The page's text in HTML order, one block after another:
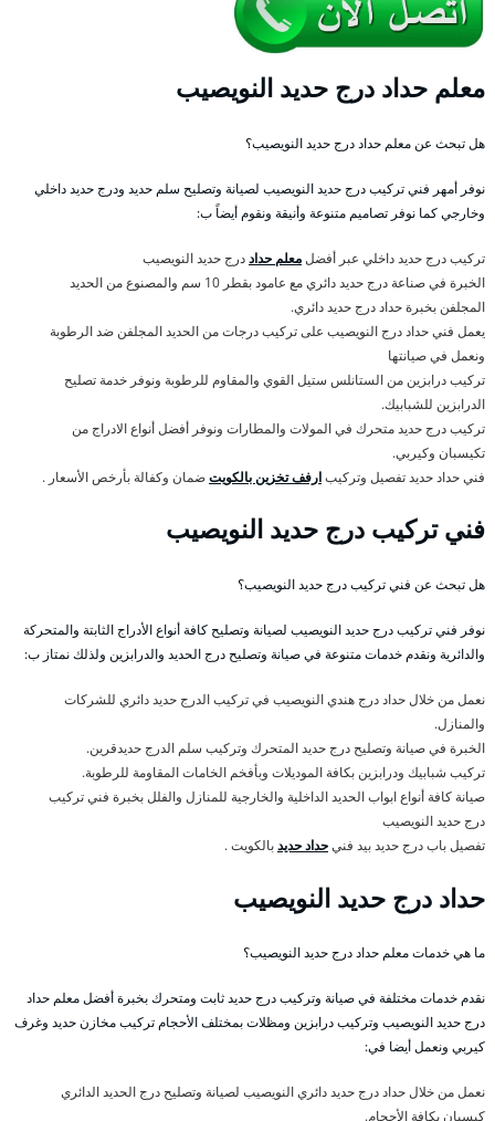
معلم حداد درج حديد النويصيب
هل تبحث عن معلم حداد درج حديد النويصيب؟
نوفر أمهر فني تركيب درج حديد النويصيب لصيانة وتصليح سلم حديد ودرج حديد داخلي
وخارجي كما نوفر تصاميم متنوعة وأنيقة ونقوم أيضاً ب:
تركيب درج حديد داخلي عبر أفضلمعلم حداددرج حديد النويصيب
الخبرة في صناعة درج حديد دائري مع عامود بقطر 10 سم والمصنوع من الحديد
المجلفن بخبرة حداد درج حديد دائري.
يعمل فني حداد درج النويصيب على تركيب درجات من الحديد المجلفن ضد الرطوبة
ونعمل في صيانتها
تركيب درابزين من الستانلس ستيل القوي والمقاوم للرطوبة ونوفر خدمة تصليح
الدرابزين للشبابيك.
تركيب درج حديد متحرك في المولات والمطارات ونوفر أفضل أنواع الادراج من
تكيسبان وكيربي.
فني حداد حديد تفصيل وتركيبارفف تخزين بالكويتضمان وكفالة بأرخص الأسعار .
فني تركيب درج حديد النويصيب
هل تبحث عن فني تركيب درج حديد النويصيب؟
نوفر فني تركيب درج حديد النويصيب لصيانة وتصليح كافة أنواع الأدراج الثابتة والمتحركة
والدائرية ونقدم خدمات متنوعة في صيانة وتصليح درج الحديد والدرابزين ولذلك نمتاز ب:
نعمل من خلال حداد درج هندي النويصيب في تركيب الدرج حديد دائري للشركات
والمنازل.
الخبرة في صيانة وتصليح درج حديد المتحرك وتركيب سلم الدرج حديدقرين.
تركيب شبابيك ودرابزين بكافة الموديلات وبأفخم الخامات المقاومة للرطوبة.
صيانة كافة أنواع ابواب الحديد الداخلية والخارجية للمنازل والفلل بخبرة فني تركيب
درج حديد النويصيب
تفصيل باب درج حديد بيد فنيحداد حديدبالكويت .
حداد درج حديد النويصيب
ما هي خدمات معلم حداد درج حديد النويصيب؟
نقدم خدمات مختلفة في صيانة وتركيب درج حديد ثابت ومتحرك بخبرة أفضل معلم حداد
درج حديد النويصيب وتركيب درابزين ومظلات بمختلف الأحجام تركيب مخازن حديد وغرف
كيربي ونعمل أيضا في:
نعمل من خلال حداد درج حديد دائري النويصيب لصيانة وتصليح درج الحديد الدائري
كيسبان بكافة الأحجام.